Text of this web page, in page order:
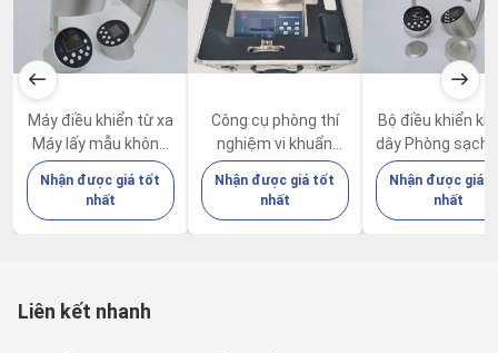
Máy điều khiển từ xa
Máy lấy mẫu không
khí vi khuẩn FKC-IB
100L/Min
Nhận được giá tốt
nhất
Công cụ phòng thí
nghiệm vi khuẩn
Biological Air
Sampler FKC-III
Nhận được giá tốt
nhất
Bộ điều khiển
dây Phòng sạch
lấy mẫu không
khuẩn có khả
Nhận được giá
nhất
Liên kết nhanh